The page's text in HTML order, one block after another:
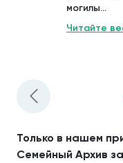
могилы...
Читайте
Только в нашем
Семейный Архив